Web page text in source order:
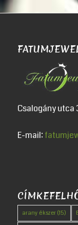
Csalogány utca
E-mail:
arany ékszer(15)